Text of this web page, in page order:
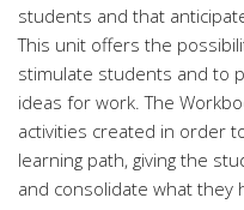
students and that
This unit offers the
stimulate students and to
ideas for work. The
activities created in order
learning path, giving the
and consolidate what they